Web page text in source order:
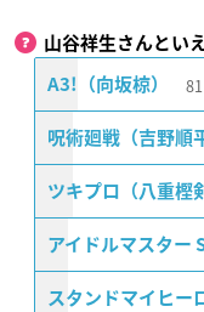
山谷祥生さんとい
A3!（向坂椋） 81
呪術廻戦（吉野順
ツキプロ（八重樫
アイドルマスター
スタンドマイヒー